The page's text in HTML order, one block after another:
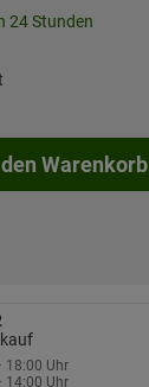
24 Stunden
Warenkorb
18:00 Uhr
14:00 Uhr